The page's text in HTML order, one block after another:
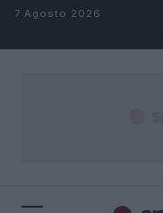
Salta al contenuto
7 Agosto 2026